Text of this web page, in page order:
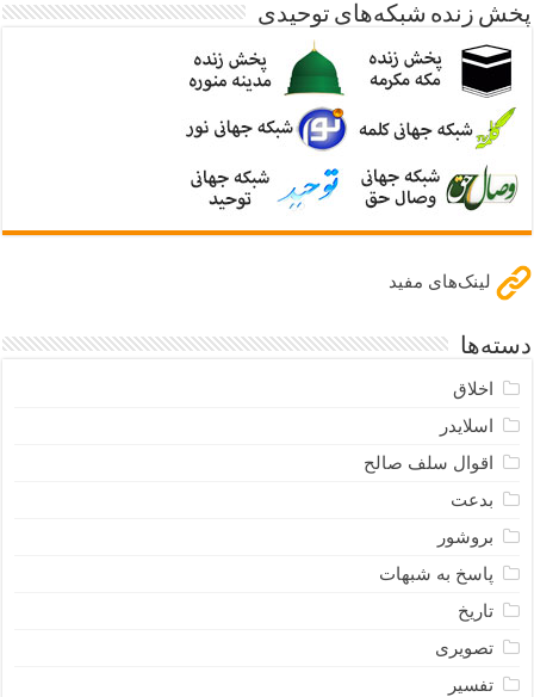
پخش زنده شبکه‌های توحیدی
لینک‌های مفید
دسته‌ها
اخلاق
اسلایدر
اقوال سلف صالح
بدعت
بروشور
پاسخ به شبهات
تاریخ
تصویری
تفسیر